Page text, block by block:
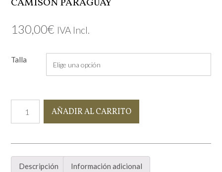
CAMISÓN PARAGUAY
130,00€ IVA Incl.
Talla
Paraguay
cantidad
AÑADIR AL CARRITO
Descripción Información adicional